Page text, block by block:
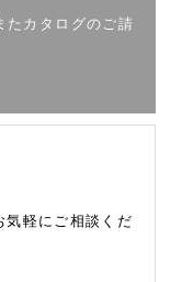
たカタログのご請
気軽にご相談くだ